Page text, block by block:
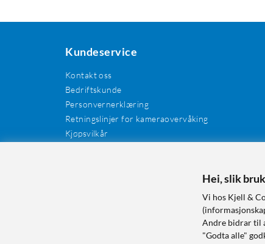
Kundeservice
Kontakt oss
Bedriftskunde
Personvernerklæring
Retningslinjer for kameraovervåking
Kjøpsvilkår
Hei, slik
Vi hos Kjell &
Andre bidrar til
"Godta alle"